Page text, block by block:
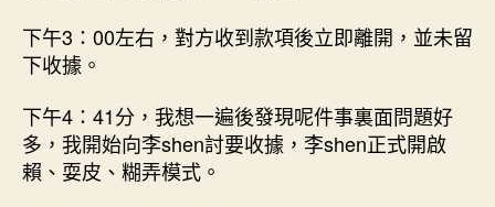
下午3：00左右，對方收到款項後立即離開，並未留
下收據。
下午4：41分，我想一遍後發現呢件事裏面問題好
多，我開始向李shen討要收據，李shen正式開啟
賴、耍皮、糊弄模式。